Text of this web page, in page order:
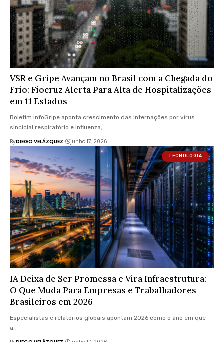
VSR e Gripe Avançam no Brasil com a Chegada do
Frio: Fiocruz Alerta Para Alta de Hospitalizações
em 11 Estados
Boletim InfoGripe aponta crescimento das internações por vírus
sincicial respiratório e influenza;…
ByDIEGO VELÁZQUEZ junho 17, 2026
TECNOLOGIA
IA Deixa de Ser Promessa e Vira Infraestrutura:
O Que Muda Para Empresas e Trabalhadores
Brasileiros em 2026
Especialistas e relatórios globais apontam 2026 como o ano em que
a…